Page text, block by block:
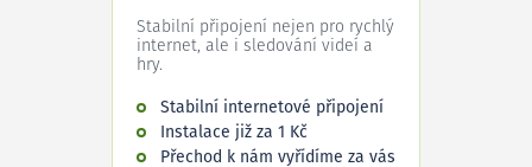
Stabilní připojení nejen pro rychlý
internet, ale i sledování videí a
hry.
Stabilní internetové připojení
Instalace již za 1 Kč
Přechod k nám vyřídíme za vás